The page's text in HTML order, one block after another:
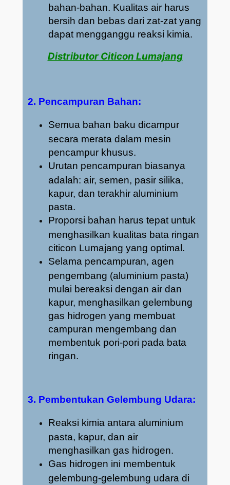
bahan-bahan. Kualitas air harus
bersih dan bebas dari zat-zat yang
dapat mengganggu reaksi kimia.
Distributor Citicon Lumajang
2. Pencampuran Bahan:
Semua bahan baku dicampur
secara merata dalam mesin
pencampur khusus.
Urutan pencampuran biasanya
adalah: air, semen, pasir silika,
kapur, dan terakhir aluminium
pasta.
Proporsi bahan harus tepat untuk
menghasilkan kualitas bata ringan
citicon Lumajang yang optimal.
Selama pencampuran, agen
pengembang (aluminium pasta)
mulai bereaksi dengan air dan
kapur, menghasilkan gelembung
gas hidrogen yang membuat
campuran mengembang dan
membentuk pori-pori pada bata
ringan.
3. Pembentukan Gelembung Udara:
Reaksi kimia antara aluminium
pasta, kapur, dan air
menghasilkan gas hidrogen.
Gas hidrogen ini membentuk
gelembung-gelembung udara di